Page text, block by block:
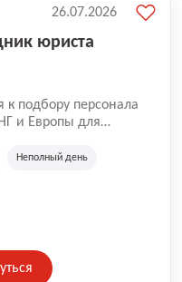
юриста
к подбору персонала
и Европы для
Неполный день
26.07.2026